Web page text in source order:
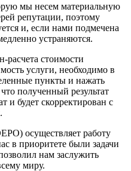
мы несем материальную
репутации, поэтому
и, если нами подмечена
устраняются.
расчета стоимости
услуги, необходимо в
пункты и нажать
полученный результат
и будет скорректирован с
осуществляет работу
в приоритете были задачи
нам заслужить
миру.